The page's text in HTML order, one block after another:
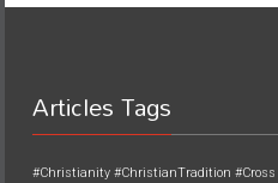
Articles Tags
#Christianity #ChristianTradition #Cross